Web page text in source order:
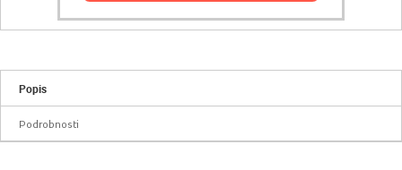
Popis
Podrobnosti